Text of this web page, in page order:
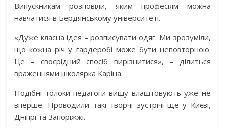
Випускникам розповіли, яким професіям можна
навчатися в Бердянському університеті.
«Дуже класна ідея – розписувати одяг. Ми зрозуміли,
що кожна річ у гардеробі може бути неповторною.
Це – своєрідний спосіб вирізнитися», – ділиться
враженнями школярка Каріна.
Подібні толоки педагоги вишу влаштовують уже не
вперше. Проводили такі творчі зустрічі ще у Києві,
Дніпрі та Запоріжжі.